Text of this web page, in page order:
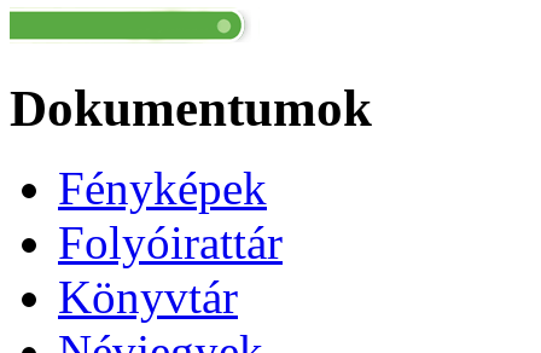
Dokumentumok
Fényképek
Folyóirattár
Könyvtár